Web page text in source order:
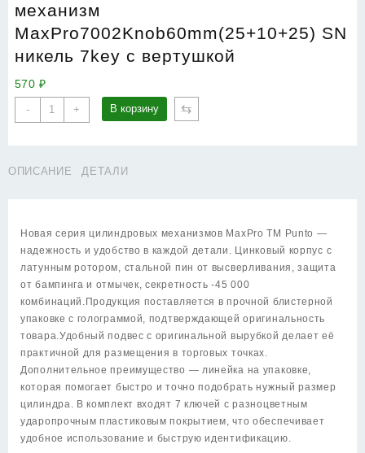
механизм
MaxPro7002Knob60mm(25+10+25) SN
никель 7key с вертушкой
570₽
-
Количество
товара
(Пунто)
никель
с
+ В корзину ⇆
ОПИСАНИЕ ДЕТАЛИ
Новая серия цилиндровых механизмов MaxPro TM Punto —
надежность и удобство в каждой детали. Цинковый корпус с
латунным ротором, стальной пин от высверливания, защита
от бампинга и отмычек, секретность -45 000
комбинаций.Продукция поставляется в прочной блистерной
упаковке с голограммой, подтверждающей оригинальность
товара.Удобный подвес с оригинальной вырубкой делает её
практичной для размещения в торговых точках.
Дополнительное преимущество — линейка на упаковке,
которая помогает быстро и точно подобрать нужный размер
цилиндра. В комплект входят 7 ключей с разноцветным
ударопрочным пластиковым покрытием, что обеспечивает
удобное использование и быструю идентификацию.